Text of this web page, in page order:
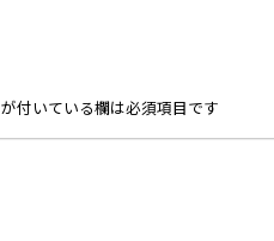
が付いている欄は必須項目です